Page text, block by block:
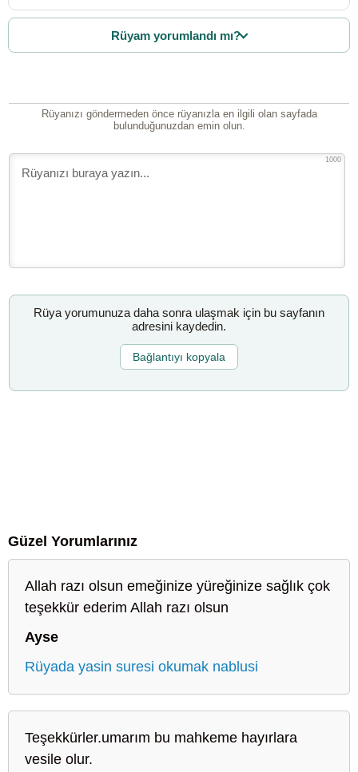
Rüyam yorumlandı mı?
Rüyanızı göndermeden önce rüyanızla en ilgili olan sayfada
bulunduğunuzdan emin olun.
1000
Rüya yorumunuza daha sonra ulaşmak için bu sayfanın
adresini kaydedin.
Bağlantıyı kopyala
Güzel Yorumlarınız
Allah razı olsun emeğinize yüreğinize sağlık çok
teşekkür ederim Allah razı olsun
Ayse
Rüyada yasin suresi okumak nablusi
Teşekkürler.umarım bu mahkeme hayırlara
vesile olur.